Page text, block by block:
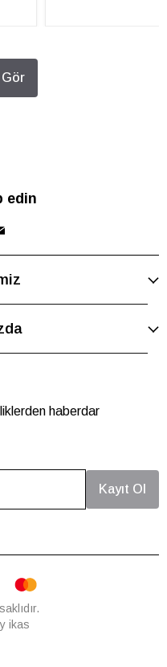
Gör
edin
haberdar
Kayıt Ol
ikas